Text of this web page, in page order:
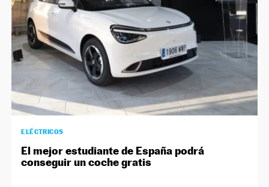
ELÉCTRICOS
El mejor estudiante de España podrá
conseguir un coche gratis